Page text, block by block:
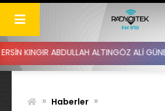
Skip
content
ALTINGÖZ ALİ GÜNEY MELİH
» Haberler »